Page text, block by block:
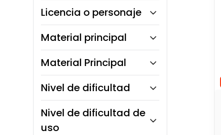
Sí
No
Licencia o personaje
Batman
DC Comics
Disney
Harley Quinn
Mujer Maravilla
Naruto
Paw Patrol
Material principal
Plástico rígido
Plástico blando
Tela / Felpa
Goma / Silicona
Cartón / Papel
Material Principal
Plástico ABS
Textil
Nivel de dificultad
Fácil
Medio
Nivel de dificultad de
uso